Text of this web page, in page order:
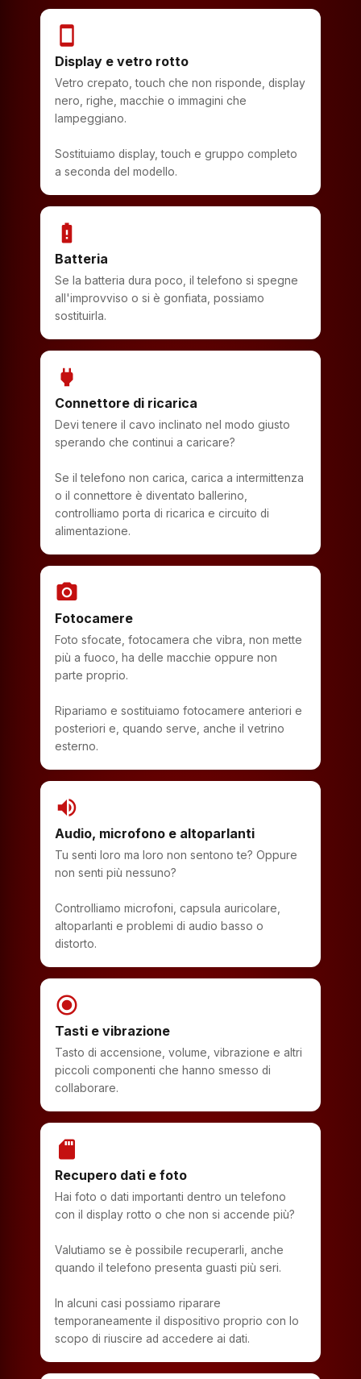
smartphone
Display e vetro rotto
Vetro crepato, touch che non risponde, display
nero, righe, macchie o immagini che
lampeggiano.
Sostituiamo display, touch e gruppo completo
a seconda del modello.
battery_alert
Batteria
Se la batteria dura poco, il telefono si spegne
all'improvviso o si è gonfiata, possiamo
sostituirla.
power
Connettore di ricarica
Devi tenere il cavo inclinato nel modo giusto
sperando che continui a caricare?
Se il telefono non carica, carica a intermittenza
o il connettore è diventato ballerino,
controlliamo porta di ricarica e circuito di
alimentazione.
photo_camera
Fotocamere
Foto sfocate, fotocamera che vibra, non mette
più a fuoco, ha delle macchie oppure non
parte proprio.
Ripariamo e sostituiamo fotocamere anteriori e
posteriori e, quando serve, anche il vetrino
esterno.
volume_up
Audio, microfono e altoparlanti
Tu senti loro ma loro non sentono te? Oppure
non senti più nessuno?
Controlliamo microfoni, capsula auricolare,
altoparlanti e problemi di audio basso o
distorto.
radio_button_checked
Tasti e vibrazione
Tasto di accensione, volume, vibrazione e altri
piccoli componenti che hanno smesso di
collaborare.
sd_storage
Recupero dati e foto
Hai foto o dati importanti dentro un telefono
con il display rotto o che non si accende più?
Valutiamo se è possibile recuperarli, anche
quando il telefono presenta guasti più seri.
In alcuni casi possiamo riparare
temporaneamente il dispositivo proprio con lo
scopo di riuscire ad accedere ai dati.